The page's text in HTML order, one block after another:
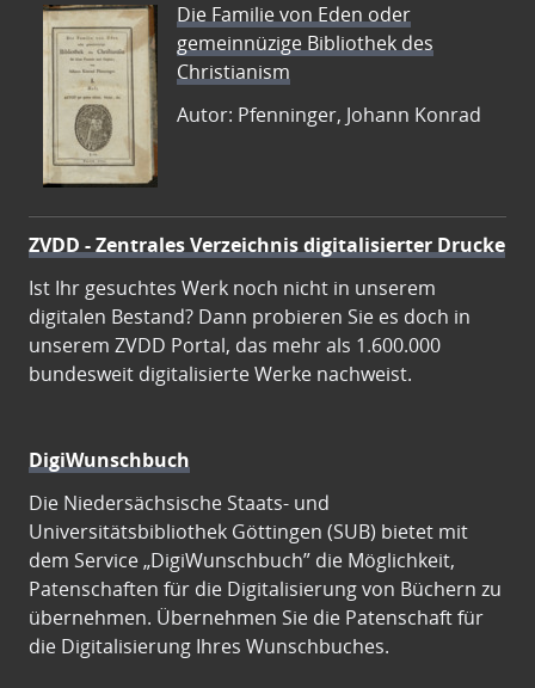
Die Familie von Eden oder
gemeinnüzige Bibliothek des
Christianism
Autor: Pfenninger, Johann Konrad
ZVDD - Zentrales Verzeichnis digitalisierter Drucke
Ist Ihr gesuchtes Werk noch nicht in unserem
digitalen Bestand? Dann probieren Sie es doch in
unserem ZVDD Portal, das mehr als 1.600.000
bundesweit digitalisierte Werke nachweist.
DigiWunschbuch
Die Niedersächsische Staats- und
Universitätsbibliothek Göttingen (SUB) bietet mit
dem Service „DigiWunschbuch” die Möglichkeit,
Patenschaften für die Digitalisierung von Büchern zu
übernehmen. Übernehmen Sie die Patenschaft für
die Digitalisierung Ihres Wunschbuches.